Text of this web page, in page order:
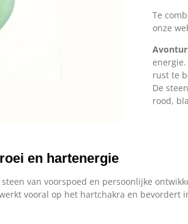
Te
onze
rust te
De
rood,
en hartenergie
van voorspoed en persoonlijke
vooral op het hartchakra en